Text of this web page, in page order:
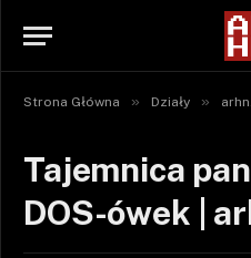
Strona Główna » Działy »
Tajemnica
DOS-ówek |